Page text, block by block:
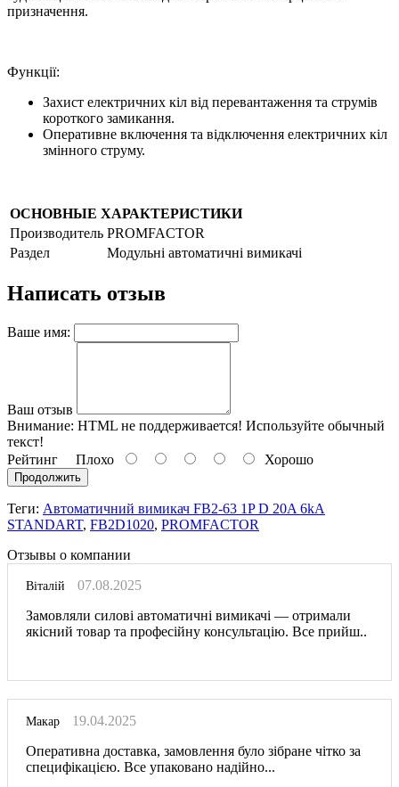
призначення.
Функції:
Захист електричних кіл від перевантаження та струмів
короткого замикання.
Оперативне включення та відключення електричних кіл
змінного струму.
ОСНОВНЫЕ ХАРАКТЕРИСТИКИ
Производитель PROMFACTOR
Раздел
Модульні автоматичні вимикачі
Написать отзыв
Ваше имя:
Ваш отзыв
Внимание: HTML не поддерживается! Используйте обычный
текст!
Рейтинг Плохо Хорошо
Продолжить
Теги: Автоматичний вимикач FB2-63 1P D 20A 6kA
STANDART, FB2D1020, PROMFACTOR
Отзывы о компании
Віталій
07.08.2025
Замовляли силові автоматичні вимикачі — отримали
якісний товар та професійну консультацію. Все прийш..
Макар
19.04.2025
Оперативна доставка, замовлення було зібране чітко за
специфікацією. Все упаковано надійно...